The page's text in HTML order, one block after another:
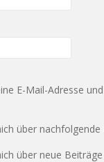
E-Mail-Adresse
über
über neue Beiträge